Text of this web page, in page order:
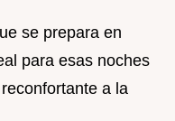
se prepara en
para esas noches
a la